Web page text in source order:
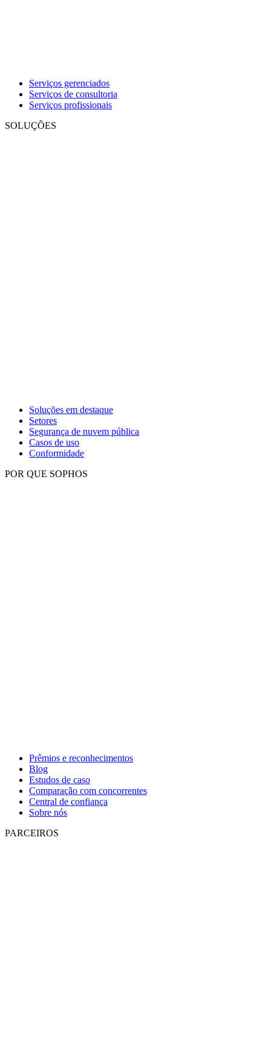
Serviços gerenciados
Serviços de consultoria
Serviços profissionais
SOLUÇÕES
Soluções em destaque
Setores
Segurança de nuvem pública
Casos de uso
Conformidade
POR QUE SOPHOS
Prêmios e reconhecimentos
Blog
Estudos de caso
Comparação com concorrentes
Central de confiança
Sobre nós
PARCEIROS